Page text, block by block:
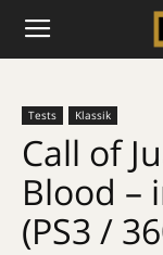
Tests Klassik
Call of
Blood –
(PS3 /